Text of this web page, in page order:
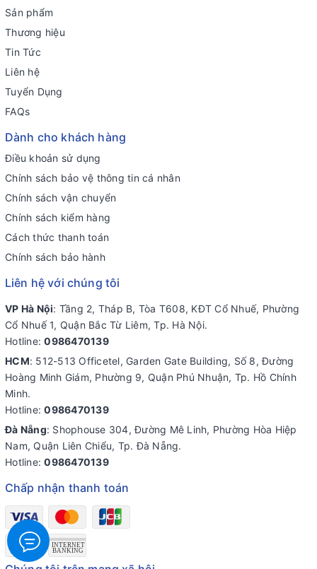
Sản phẩm
Thương hiệu
Tin Tức
Liên hệ
Tuyển Dụng
FAQs
Dành cho khách hàng
Điều khoản sử dụng
Chính sách bảo vệ thông tin cá nhân
Chính sách vận chuyển
Chính sách kiểm hàng
Cách thức thanh toán
Chính sách bảo hành
Liên hệ với chúng tôi
VP Hà Nội: Tầng 2, Tháp B, Tòa T608, KĐT Cổ Nhuế, Phường
Cổ Nhuế 1, Quận Bắc Từ Liêm, Tp. Hà Nội.
Hotline:0986470139
HCM: 512-513 Officetel, Garden Gate Building, Số 8, Đường
Hoàng Minh Giám, Phường 9, Quận Phú Nhuận, Tp. Hồ Chính
Minh.
Hotline:0986470139
Đà Nẵng: Shophouse 304, Đường Mê Linh, Phường Hòa Hiệp
Nam, Quận Liên Chiểu, Tp. Đà Nẵng.
Hotline:0986470139
Chấp nhận thanh toán